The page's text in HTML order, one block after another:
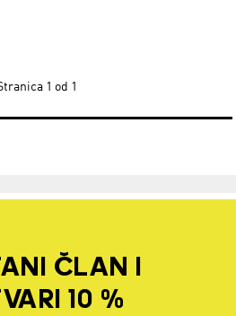
1 od 1
ČLAN I
10 %